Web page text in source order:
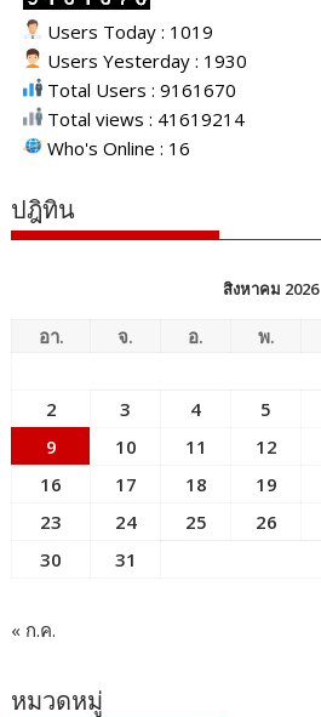
Users Today : 1019
Users Yesterday : 1930
Total Users : 9161670
Total views : 41619214
Who's Online : 16
ปฎิทิน
สิงหาคม 2026
อา. จ. อ. พ.
2
3 4 5
9
10 11 12
16
17 18 19
23
24 25 26
30
31
« ก.ค.
หมวดหมู่